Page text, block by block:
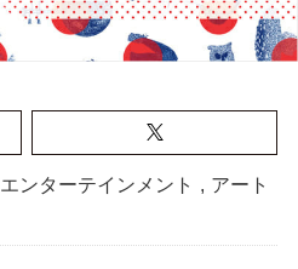
エンターテインメント , アート